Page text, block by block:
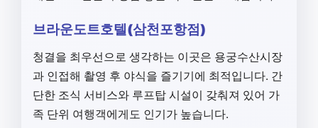
브라운도트호텔(삼천포항점)
청결을 최우선으로 생각하는 이곳은 용궁수산시장
과 인접해 촬영 후 야식을 즐기기에 최적입니다. 간
단한 조식 서비스와 루프탑 시설이 갖춰져 있어 가
족 단위 여행객에게도 인기가 높습니다.